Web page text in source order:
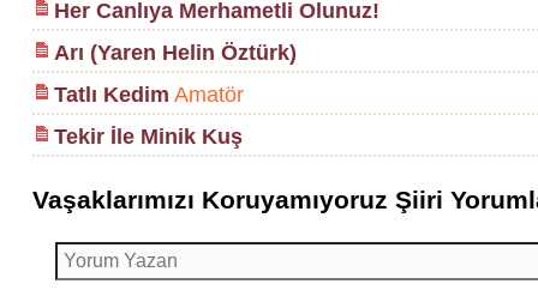
Her Canlıya Merhametli Olunuz!
Arı (Yaren Helin Öztürk)
Tatlı Kedim Amatör
Tekir İle Minik Kuş
Vaşaklarımızı Koruyamıyoruz Şiiri